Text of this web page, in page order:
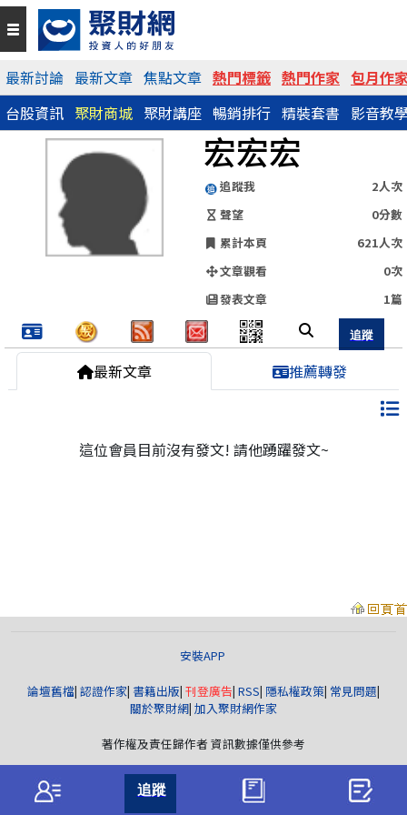
最新討論 最新文章 焦點文章 熱門標籤 熱門作家 包月作
台股資訊 聚財商城 聚財講座 暢銷排行 精裝套書 影音教
宏宏宏
追蹤我
2人次
聲望
0分數
累計本頁
621人次
文章觀看
0次
發表文章
1篇
QR Code
https://www.wearn.com/blog.asp?id=161280
分享網址
最新文章 推薦轉發
這位會員目前沒有發文! 請他踴躍發文~
安裝APP
論壇舊檔| 認證作家| 書籍出版| 刊登廣告| RSS| 隱私權政策| 常見問題|
關於聚財網| 加入聚財網作家
著作權及責任歸作者 資訊數據僅供參考
版權所有© wearn.com All Rights Reserved.